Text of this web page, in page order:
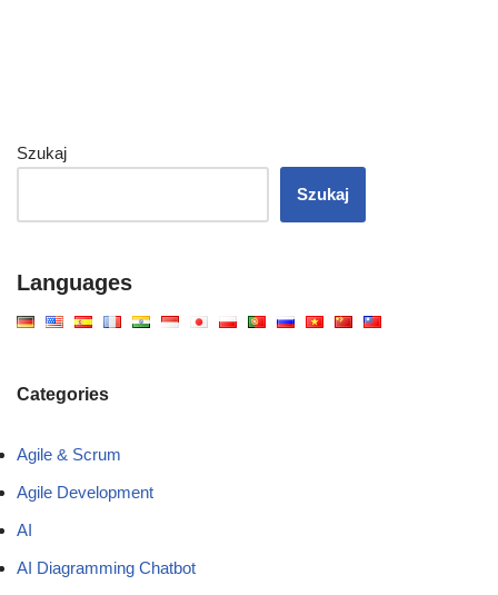
Szukaj
Szukaj
Languages
Categories
Agile & Scrum
Agile Development
AI
AI Diagramming Chatbot